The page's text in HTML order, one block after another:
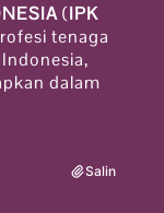
(IPK
tenaga
dalam
Salin